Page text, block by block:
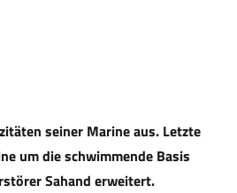
seiner Marine aus. Letzte
um die schwimmende Basis
Sahand erweitert.